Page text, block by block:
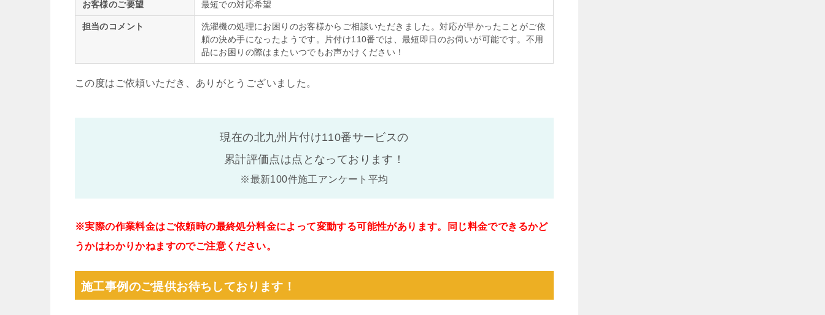
お客様のご要望 最短での対応希望
担当のコメント
洗濯機の処理にお困りのお客様からご相談いただきました。対応が早かったことがご依
頼の決め手になったようです。片付け110番では、最短即日のお伺いが可能です。不用
品にお困りの際はまたいつでもお声かけください！
この度はご依頼いただき、ありがとうございました。
現在の北九州片付け110番サービスの
累計評価点は点となっております！
※最新100件施工アンケート平均
※実際の作業料金はご依頼時の最終処分料金によって変動する可能性があります。同じ料金でできるかど
うかはわかりかねますのでご注意ください。
施工事例のご提供お待ちしております！